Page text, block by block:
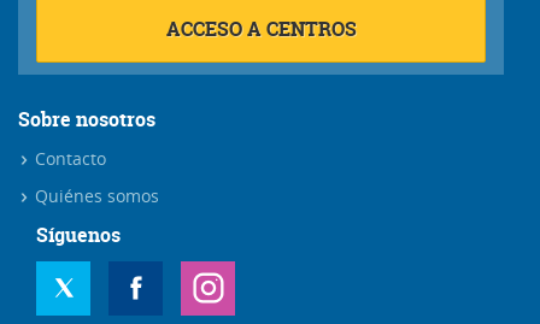
ACCESO A CENTROS
Sobre nosotros
Contacto
Quiénes somos
Síguenos